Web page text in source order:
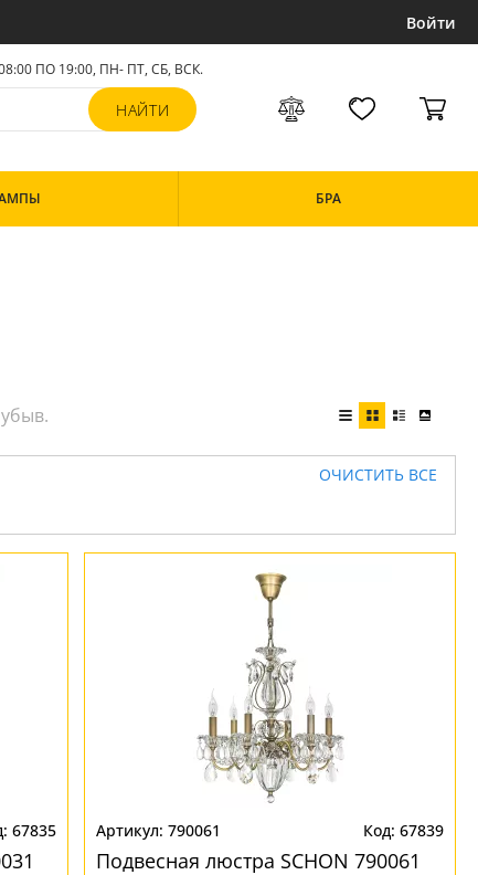
Войти
ПО 19:00, ПН- ПТ,СБ, ВСК.
БРА
ОЧИСТИТЬ ВСЕ
67835 790061 67839
Подвесная люстра SCHON 790061